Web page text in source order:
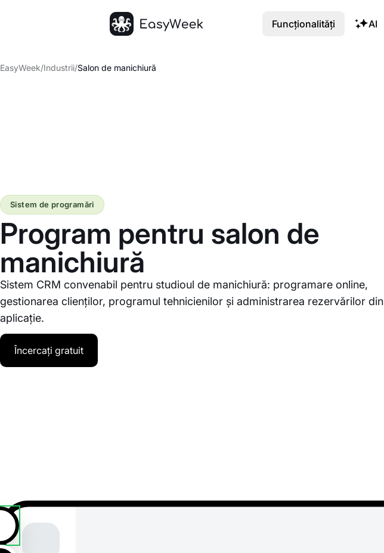
EasyWeek/Industrii/Salon de manichiură
Program pentru salon de
manichiură
Sistem CRM convenabil pentru studioul de manichiură: programare online,
gestionarea clienților, programul tehnicienilor și administrarea rezervărilor din
aplicație.
Sistem de programări
Încercați gratuit
Funcționalități AI